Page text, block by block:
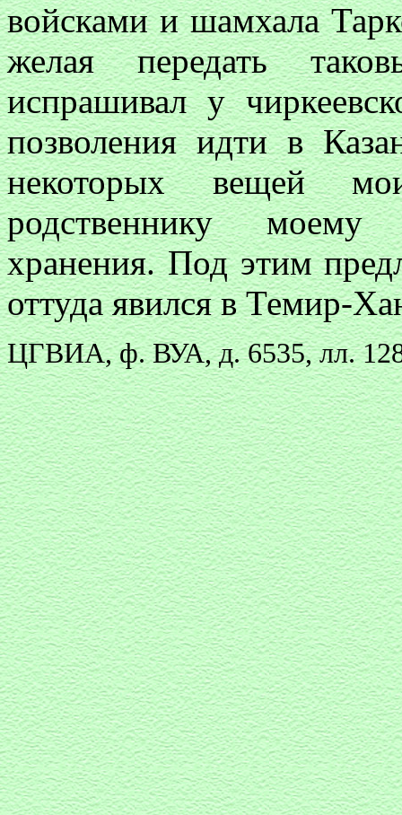
войсками и шамхала
желая передать
испрашивал у
позволения идти в
некоторых вещей
родственнику
хранения. Под этим
оттуда явился в Темир-
ЦГВИА, ф. ВУА, д. 6535, лл.